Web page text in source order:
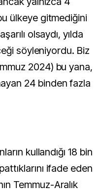
ülkeye gitmediğini
olsaydı, yılda
söyleniyordu. Biz
2024) bu yana,
24 binden fazla
kullandığı 18 bin
ifade eden
Temmuz-Aralık